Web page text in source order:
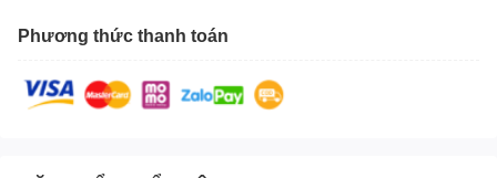
Phương thức thanh toán